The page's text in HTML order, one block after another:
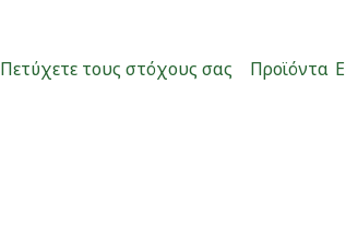
Πετύχετε τους στόχους σας Προϊόντα